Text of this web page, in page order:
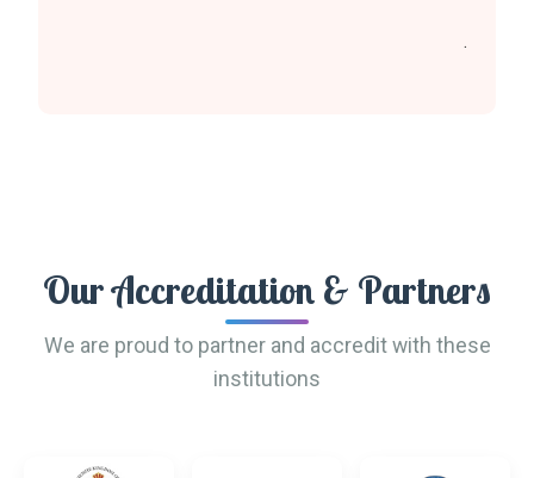
.
Our Accreditation & Partners
We are proud to partner and accredit with these
institutions